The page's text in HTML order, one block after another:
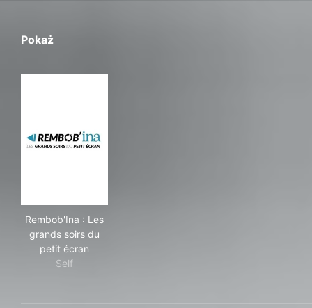
Pokaż
Rembob'Ina : Les
grands soirs du
petit écran
Self